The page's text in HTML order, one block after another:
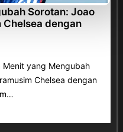
Sorotan: Joao
Chelsea dengan
yang Mengubah
Chelsea dengan